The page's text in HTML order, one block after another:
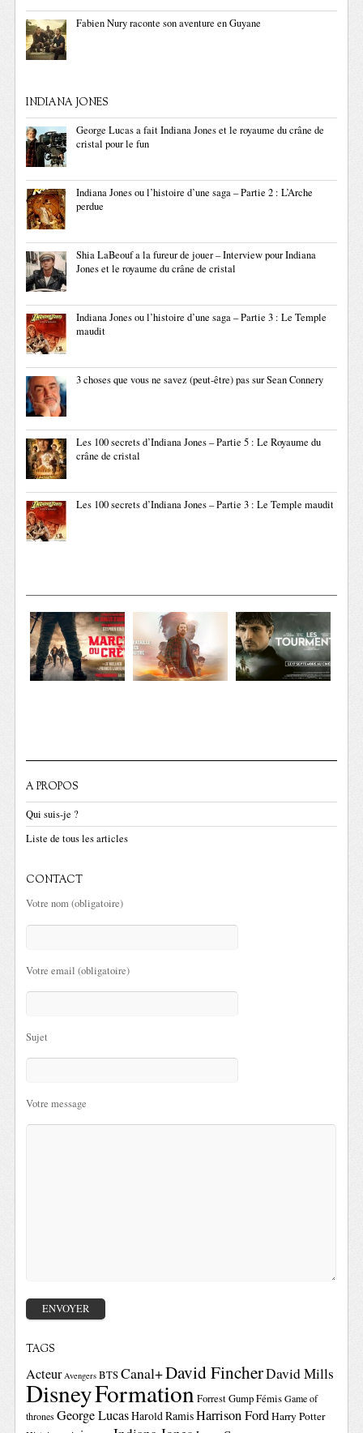
Fabien Nury raconte son aventure en Guyane
INDIANA JONES
George Lucas a fait Indiana Jones et le royaume du crâne de
cristal pour le fun
Indiana Jones ou l’histoire d’une saga – Partie 2 : L’Arche
perdue
Shia LaBeouf a la fureur de jouer – Interview pour Indiana
Jones et le royaume du crâne de cristal
Indiana Jones ou l’histoire d’une saga – Partie 3 : Le Temple
maudit
3 choses que vous ne savez (peut-être) pas sur Sean Connery
Les 100 secrets d’Indiana Jones – Partie 5 : Le Royaume du
crâne de cristal
Les 100 secrets d’Indiana Jones – Partie 3 : Le Temple maudit
A PROPOS
Qui suis-je ?
Liste de tous les articles
CONTACT
Votre nom (obligatoire)
Votre email (obligatoire)
Sujet
Votre message
TAGS
Acteur Avengers BTSCanal+David FincherDavid Mills
DisneyFormationForrest GumpFémis Game of
thrones George LucasHarold RamisHarrison FordHarry Potter